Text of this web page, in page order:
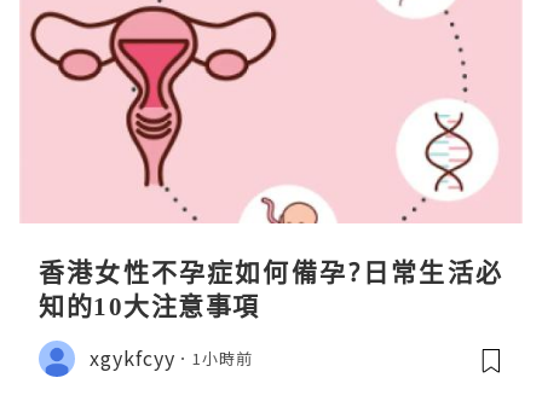
香港女性不孕症如何備孕?日常生活必
知的10大注意事項
xgykfcyy 1小時前